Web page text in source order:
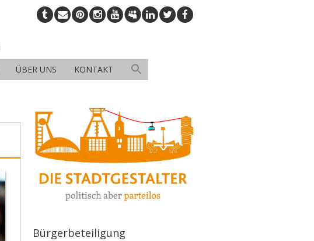
ÜBER UNS KONTAKT
Bürgerbeteiligung